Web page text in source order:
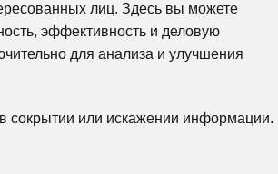
лиц. Здесь вы можете
эффективность и деловую
для анализа и улучшения
сокрытии или искажении информации.